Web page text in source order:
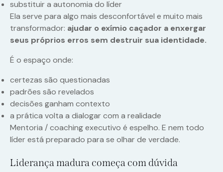
substituir a autonomia do líder
Ela serve para algo mais desconfortável e muito mais
transformador: ajudar o exímio caçador a enxergar
seus próprios erros sem destruir sua identidade.
É o espaço onde:
certezas são questionadas
padrões são revelados
decisões ganham contexto
a prática volta a dialogar com a realidade
Mentoria / coaching executivo é espelho. E nem todo
líder está preparado para se olhar de verdade.
Liderança madura começa com dúvida